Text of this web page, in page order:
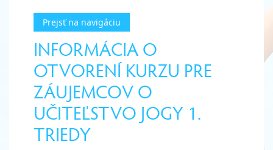
Prejsť na navigáciu
INFORMÁCIA O
OTVORENÍ KURZU PRE
ZÁUJEMCOV O
UČITEĽSTVO JOGY 1.
TRIEDY